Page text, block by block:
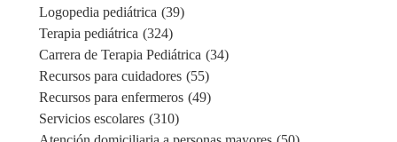
Logopedia pediátrica (39)
Terapia pediátrica (324)
Carrera de Terapia Pediátrica (34)
Recursos para cuidadores (55)
Recursos para enfermeros (49)
Servicios escolares (310)